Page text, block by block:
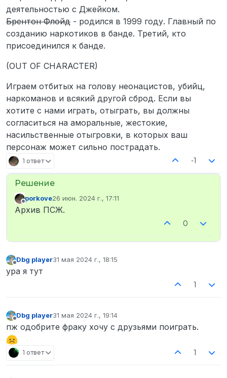
деятельностью с Джейком.
Брентон Флойд - родился в 1999 году. Главный по
созданию наркотиков в банде. Третий, кто
присоединился к банде.
(OUT OF CHARACTER)
Играем отбитых на голову неонацистов, убийц,
наркоманов и всякий другой сброд. Если вы
хотите с нами играть, отыграть, вы должны
согласиться на аморальные, жестокие,
насильственные отыгровки, в которых ваш
персонаж может сильно пострадать.
1 ответ -1
Не в сети
porkove26 июн. 2024 г., 17:11
отредактировано
Архив ПСЖ.
0
Dbg player31 мая 2024 г., 18:15
отредактировано
ура я тут
1
Не в сети
Dbg player31 мая 2024 г., 19:14
отредактировано
пж одобрите фраку хочу с друзьями поиграть.
1 ответ 1